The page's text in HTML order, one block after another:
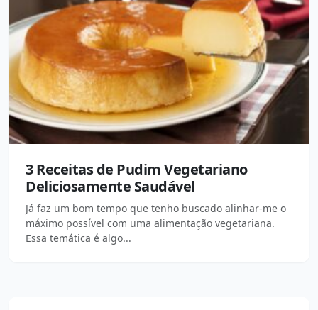
3 Receitas de Pudim Vegetariano
Deliciosamente Saudável
Já faz um bom tempo que tenho buscado alinhar-me o
máximo possível com uma alimentação vegetariana.
Essa temática é algo...